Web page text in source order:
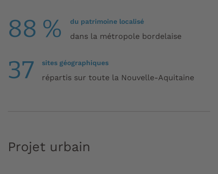
88 % du patrimoine localisé
dans la métropole bordelaise
37 sites géographiques
répartis sur toute la Nouvelle-Aquitaine
Projet urbain